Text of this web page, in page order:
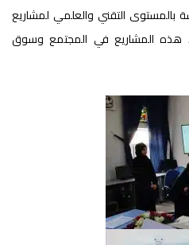
بالمستوى التقني والعلمي لمشاريع
هذه المشاريع في المجتمع وسوق